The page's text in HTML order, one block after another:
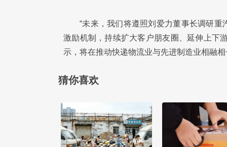
“未来，我们将遵照刘爱力董事长调研重
激励机制，持续扩大客户朋友圈、延伸上下
示，将在推动快递物流业与先进制造业相融
猜你喜欢